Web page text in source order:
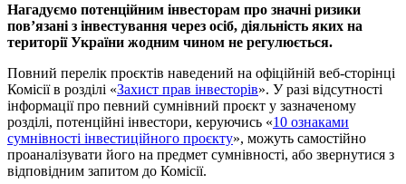
Нагадуємо потенційним інвесторам про значні ризики
пов’язані з інвестування через осіб, діяльність яких на
території України жодним чином не регулюється.
Повний перелік проєктів наведений на офіційній веб-сторінці
Комісії в розділі «Захист прав інвесторів». У разі відсутності
інформації про певний сумнівний проєкт у зазначеному
розділі, потенційні інвестори, керуючись «10 ознаками
сумнівності інвестиційного проєкту», можуть самостійно
проаналізувати його на предмет сумнівності, або звернутися з
відповідним запитом до Комісії.